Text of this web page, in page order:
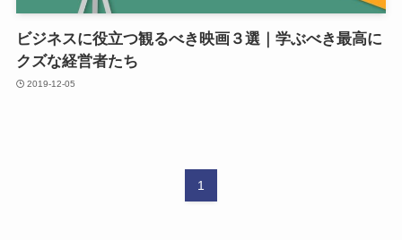
ビジネスに役立つ観るべき映画３選｜学ぶべき最高に
クズな経営者たち
2019-12-05
1